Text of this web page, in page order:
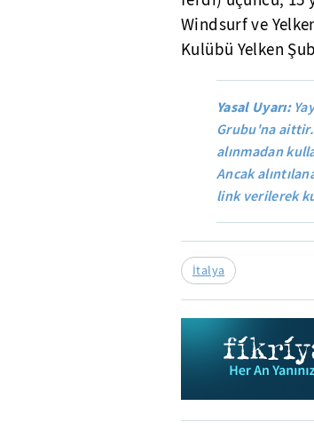
Windsurf ve
Kulübü Yelken
Yasal Uyarı:
Grubu'na aittir.
alınmadan
Ancak
link verilerek
İtalya